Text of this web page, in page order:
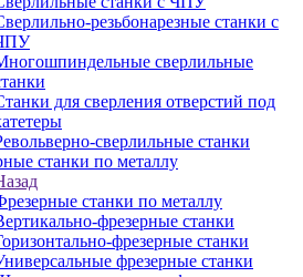
резьбонарезные станки с
сверлильные
для сверления отверстий под
сверлильные станки
станки по металлу
станки по металлу
фрезерные станки
фрезерные станки
фрезерные станки